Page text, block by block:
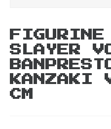
FIGURINE
SLAYER
KANZAKI
CM